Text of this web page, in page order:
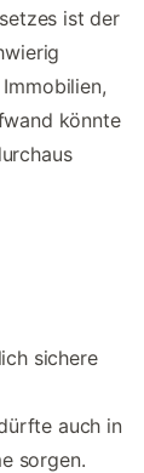
ist der
könnte
sichere
auch in
sorgen.